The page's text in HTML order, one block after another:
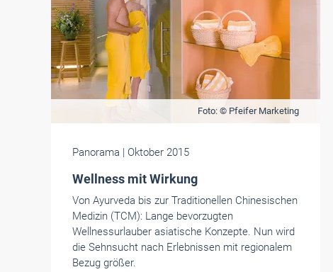
Foto: © Pfeifer Marketing
Panorama | Oktober 2015
Wellness mit Wirkung
Von Ayurveda bis zur Traditionellen Chinesischen
Medizin (TCM): Lange bevorzugten
Wellnessurlauber asiatische Konzepte. Nun wird
die Sehnsucht nach Erlebnissen mit regionalem
Bezug größer.